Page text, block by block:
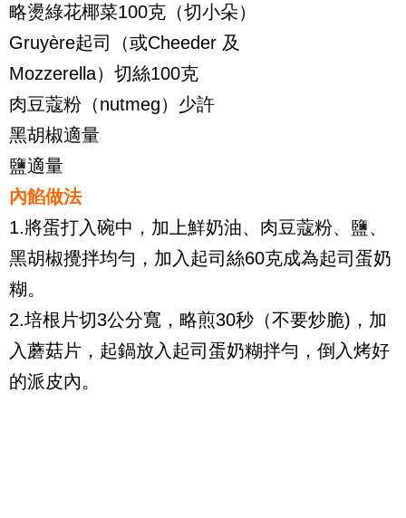
略燙綠花椰菜100克（切小朵）
Gruyère起司（或Cheeder 及
Mozzerella）切絲100克
肉豆蔻粉（nutmeg）少許
黑胡椒適量
鹽適量
內餡做法
1.將蛋打入碗中，加上鮮奶油、肉豆蔻粉、鹽、
黑胡椒攪拌均勻，加入起司絲60克成為起司蛋奶
糊。
2.培根片切3公分寬，略煎30秒（不要炒脆)，加
入蘑菇片，起鍋放入起司蛋奶糊拌勻，倒入烤好
的派皮內。